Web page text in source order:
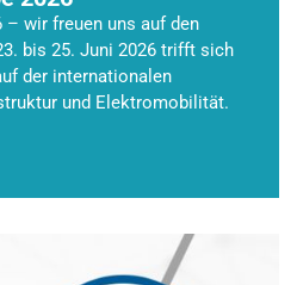
– wir freuen uns auf den
bis 25. Juni 2026 trifft sich
der internationalen
und Elektromobilität.